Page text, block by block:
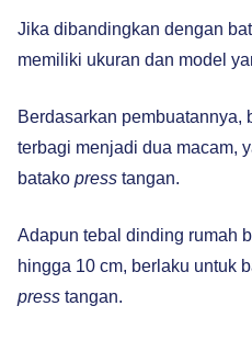
Jika dibandingkan dengan
memiliki ukuran dan model
Berdasarkan pembuatannya,
terbagi menjadi dua macam,
batako press tangan.
Adapun tebal dinding rumah
hingga 10 cm, berlaku untuk
press tangan.